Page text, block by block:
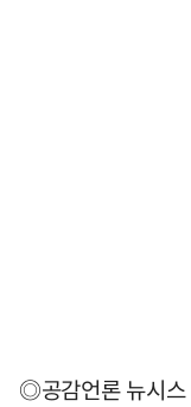
◎공감언론 뉴시스